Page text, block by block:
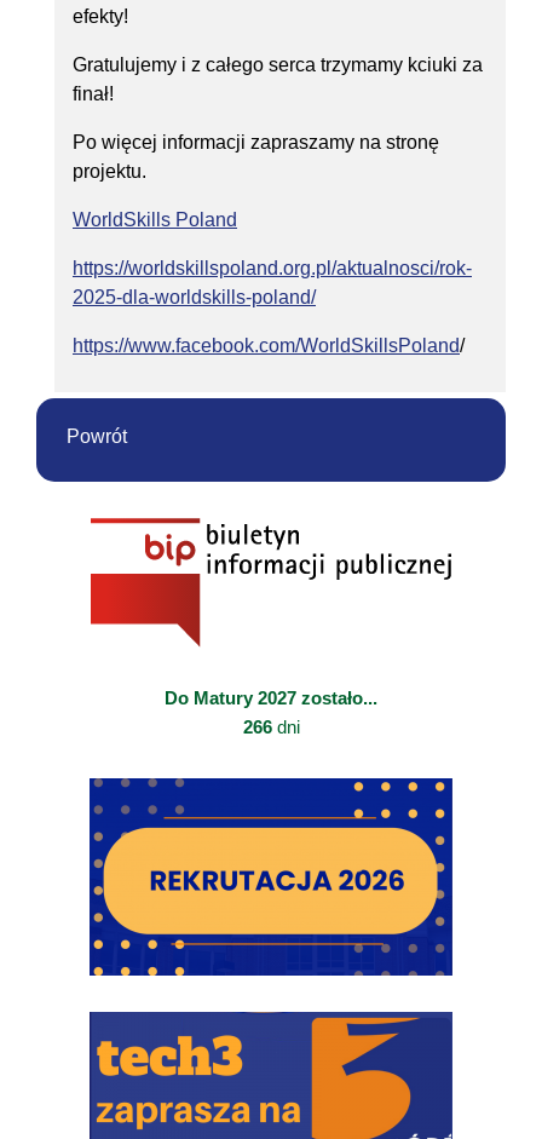
efekty!
Gratulujemy i z całego serca trzymamy kciuki za
finał!
Po więcej informacji zapraszamy na stronę
projektu.
WorldSkills Poland
https://worldskillspoland.org.pl/aktualnosci/rok-
2025-dla-worldskills-poland/
https://www.facebook.com/WorldSkillsPoland/
Powrót
Do Matury 2027 zostało...
266dni